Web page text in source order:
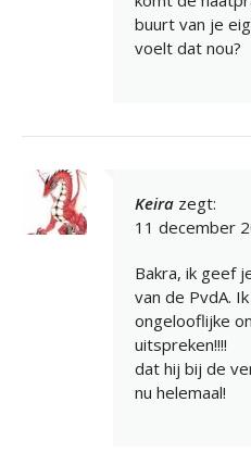
buurt van je
voelt dat nou?
Keira zegt:
11 december
Bakra, ik geef
van de PvdA.
ongelooflijke
uitspreken!!!!
dat hij bij de
nu helemaal!